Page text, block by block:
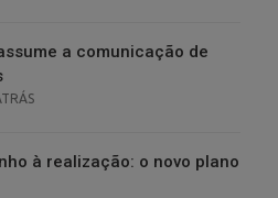
a comunicação de
à realização: o novo plano